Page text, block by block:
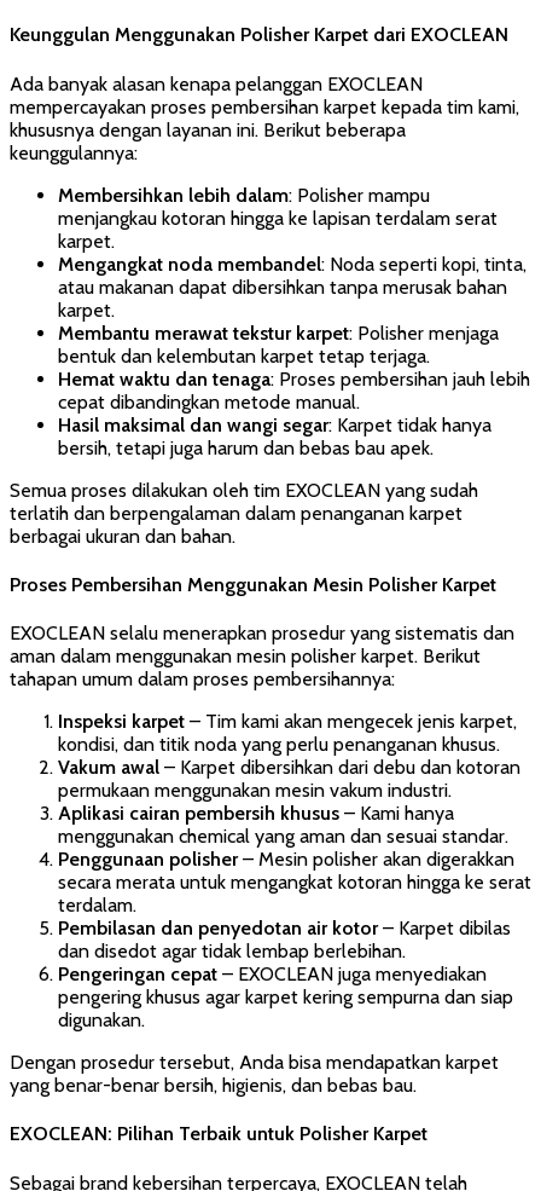
Keunggulan Menggunakan Polisher Karpet dari EXOCLEAN
Ada banyak alasan kenapa pelanggan EXOCLEAN
mempercayakan proses pembersihan karpet kepada tim kami,
khususnya dengan layanan ini. Berikut beberapa
keunggulannya:
Membersihkan lebih dalam: Polisher mampu
menjangkau kotoran hingga ke lapisan terdalam serat
karpet.
Mengangkat noda membandel: Noda seperti kopi, tinta,
atau makanan dapat dibersihkan tanpa merusak bahan
karpet.
Membantu merawat tekstur karpet: Polisher menjaga
bentuk dan kelembutan karpet tetap terjaga.
Hemat waktu dan tenaga: Proses pembersihan jauh lebih
cepat dibandingkan metode manual.
Hasil maksimal dan wangi segar: Karpet tidak hanya
bersih, tetapi juga harum dan bebas bau apek.
Semua proses dilakukan oleh tim EXOCLEAN yang sudah
terlatih dan berpengalaman dalam penanganan karpet
berbagai ukuran dan bahan.
Proses Pembersihan Menggunakan Mesin Polisher Karpet
EXOCLEAN selalu menerapkan prosedur yang sistematis dan
aman dalam menggunakan mesin polisher karpet. Berikut
tahapan umum dalam proses pembersihannya:
Inspeksi karpet – Tim kami akan mengecek jenis karpet,
kondisi, dan titik noda yang perlu penanganan khusus.
Vakum awal – Karpet dibersihkan dari debu dan kotoran
permukaan menggunakan mesin vakum industri.
Aplikasi cairan pembersih khusus – Kami hanya
menggunakan chemical yang aman dan sesuai standar.
Penggunaan polisher– Mesin polisher akan digerakkan
secara merata untuk mengangkat kotoran hingga ke serat
terdalam.
Pembilasan dan penyedotan air kotor– Karpet dibilas
dan disedot agar tidak lembap berlebihan.
Pengeringan cepat – EXOCLEAN juga menyediakan
pengering khusus agar karpet kering sempurna dan siap
digunakan.
Dengan prosedur tersebut, Anda bisa mendapatkan karpet
yang benar-benar bersih, higienis, dan bebas bau.
EXOCLEAN: Pilihan Terbaik untuk Polisher Karpet
Sebagai brand kebersihan terpercaya, EXOCLEAN telah